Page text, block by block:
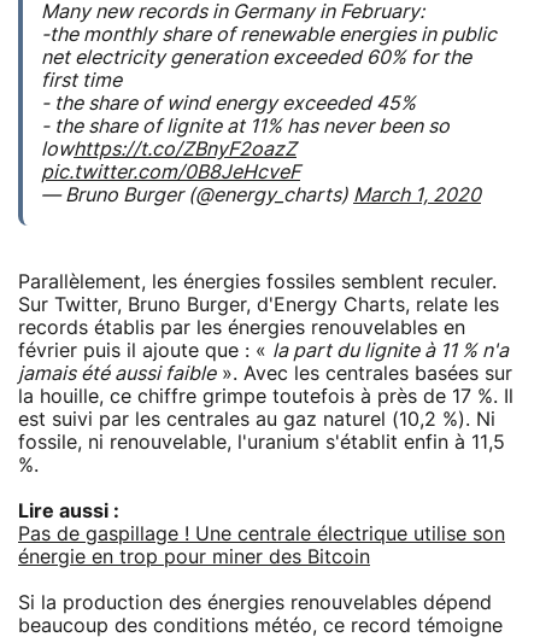
Many new records in Germany in February:
-the monthly share of renewable energies in public
net electricity generation exceeded 60% for the
first time
- the share of wind energy exceeded 45%
- the share of lignite at 11% has never been so
lowhttps://t.co/ZBnyF2oazZ
pic.twitter.com/0B8JeHcveF
— Bruno Burger (@energy_charts) March 1, 2020
Parallèlement, les énergies fossiles semblent reculer.
Sur Twitter, Bruno Burger, d'Energy Charts, relate les
records établis par les énergies renouvelables en
février puis il ajoute que : « la part du lignite à 11 % n'a
jamais été aussi faible». Avec les centrales basées sur
la houille, ce chiffre grimpe toutefois à près de 17 %. Il
est suivi par les centrales au gaz naturel (10,2 %). Ni
fossile, ni renouvelable, l'uranium s'établit enfin à 11,5
%.
Lire aussi :
Pas de gaspillage ! Une centrale électrique utilise son
énergie en trop pour miner des Bitcoin
Si la production des énergies renouvelables dépend
beaucoup des conditions météo, ce record témoigne